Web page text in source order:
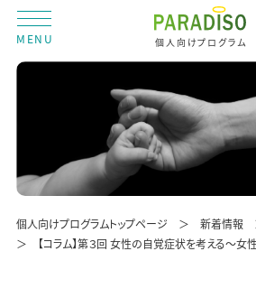
MENU 個人向けプログラム
個人向けプログラムトップページ 新着情報
【コラム】第３回 女性の自覚症状を考える～女